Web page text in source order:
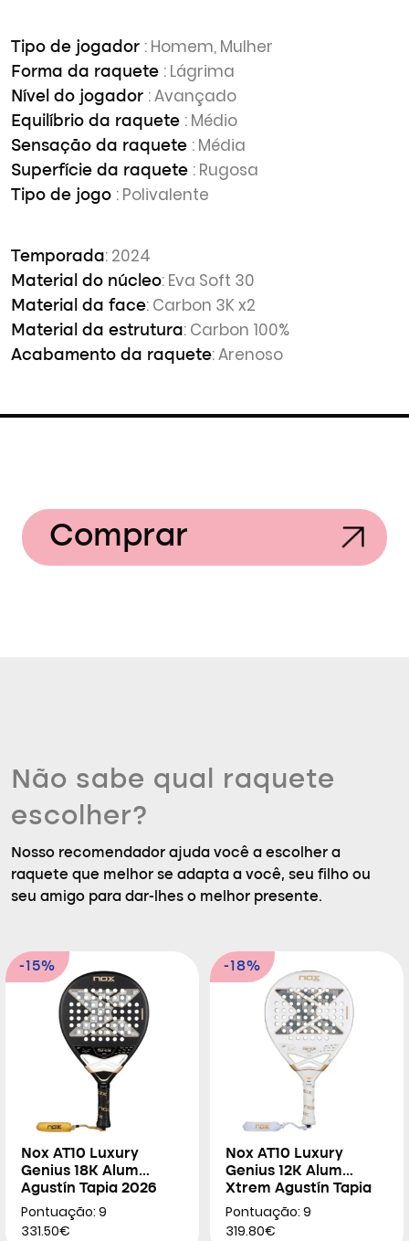
Tipo de jogador : Homem, Mulher
Forma da raquete : Lágrima
Nível do jogador : Avançado
Equilíbrio da raquete : Médio
Sensação da raquete : Média
Superfície da raquete : Rugosa
Tipo de jogo : Polivalente
Temporada: 2024
Material do núcleo: Eva Soft 30
Material da face: Carbon 3K x2
Material da estrutura: Carbon 100%
Acabamento da raquete: Arenoso
Comprar
Não sabe qual raquete
escolher?
Nosso recomendador ajuda você a escolher a
raquete que melhor se adapta a você, seu filho ou
seu amigo para dar-lhes o melhor presente.
-15%
Nox AT10 Luxury
Genius 18K Alum
Agustín Tapia 2026
Pontuação: 9
331.50€
-18%
Nox AT10 Luxury
Genius 12K Alum
Xtrem Agustín Tapia
2026
Pontuação: 9
319.80€